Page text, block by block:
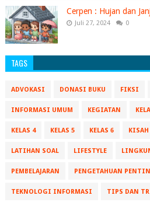
Cerpen : Hujan dan
Juli 27, 2024 0
TAGS
ADVOKASI DONASI BUKU FIKSI
INFORMASI UMUM KEGIATAN
KELAS 4 KELAS 5 KELAS 6
LATIHAN SOAL LIFESTYLE
PEMBELAJARAN PENGETAHUAN
TEKNOLOGI INFORMASI TIPS DAN